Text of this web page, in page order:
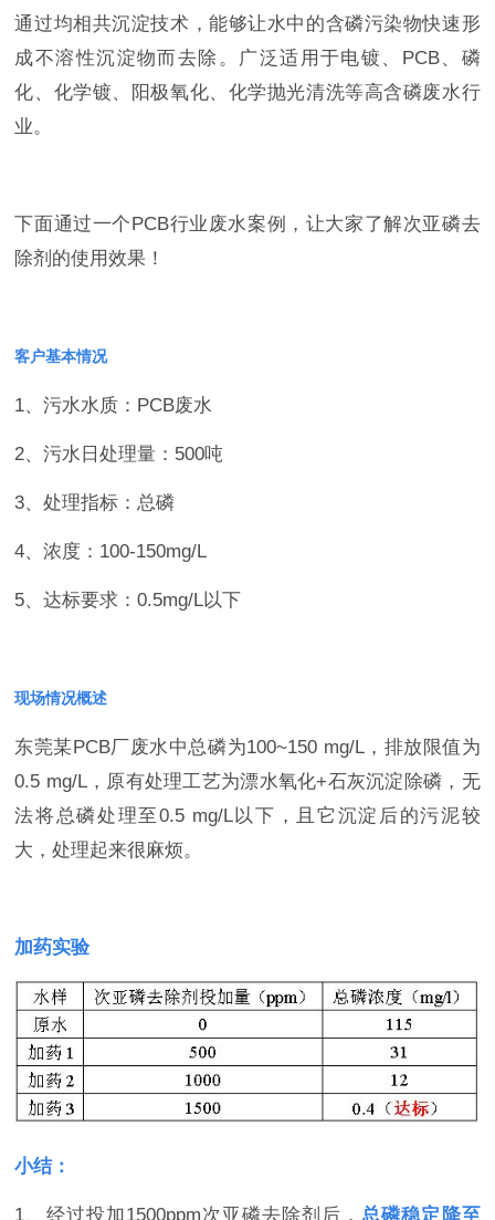
通过均相共沉淀技术，能够让水中的含磷污染物快速形
成不溶性沉淀物而去除。广泛适用于电镀、PCB、磷
化、化学镀、阳极氧化、化学抛光清洗等高含磷废水行
业。
下面通过一个PCB行业废水案例，让大家了解次亚磷去
除剂的使用效果！
客户基本情况
1、污水水质：PCB废水
2、污水日处理量：500吨
3、处理指标：总磷
4、浓度：100-150mg/L
5、达标要求：0.5mg/L以下
现场情况概述
东莞某PCB厂废水中总磷为100~150 mg/L，排放限值为
0.5 mg/L，原有处理工艺为漂水氧化+石灰沉淀除磷，无
法将总磷处理至0.5 mg/L以下，且它沉淀后的污泥较
大，处理起来很麻烦。
加药实验
小结：
1、经过投加1500ppm次亚磷去除剂后，总磷稳定降至